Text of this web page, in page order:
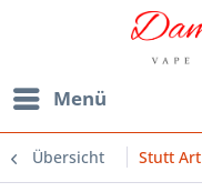
Menü
Übersicht Stutt Art